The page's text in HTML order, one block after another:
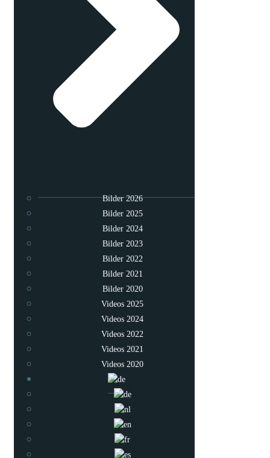
Bilder 2026
Bilder 2025
Bilder 2024
Bilder 2023
Bilder 2022
Bilder 2021
Bilder 2020
Videos 2025
Videos 2024
Videos 2022
Videos 2021
Videos 2020